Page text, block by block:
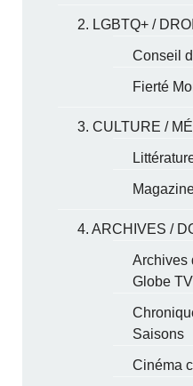
2. LGBTQ+ /
Conseil
Fierté
3. CULTURE /
4. ARCHIVES /
Archives
Globe TV
Saisons
Cinéma